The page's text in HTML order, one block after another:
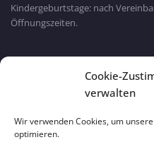
Cookie-
verwalten
Wir verwenden Cookies, um
optimieren.
Kindergeburtstage: nach
Öffnungszeiten.
Bayern Wlan